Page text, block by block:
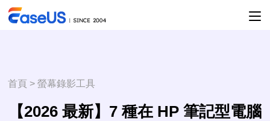
首頁 >螢幕錄影工具
【2026 最新】7 種在 HP 筆記型電腦